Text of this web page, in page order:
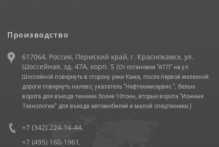
Производство
617064, Россия, Пермский край, г. Краснокамск, ул.
Шоссейная, зд. 47А, корп. 5 (От остановки "АТП" на ул.
Шоссейной повернуть в сторону реки Кама, после первой железной
дороги повернуть налево, указатель "Нефтехимсервис ", белые
ворота для въезда техники более 10тонн, вторые ворота "Ионные
Технологии" для въезда автомобилей и малой спецтехники.)
+7 (342) 224-14-44,
+7 (495) 160-1961 ,